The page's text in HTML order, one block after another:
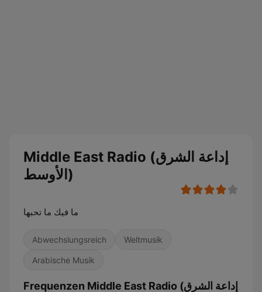
Middle East Radio (إداعة الشرق
الأوسط)
ما فيك ما تحبها
Abwechslungsreich Weltmusik
Arabische Musik
Frequenzen Middle East Radio (إداعة الشرق